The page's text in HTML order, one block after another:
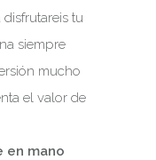
tu
siempre
mucho
el valor de
en mano